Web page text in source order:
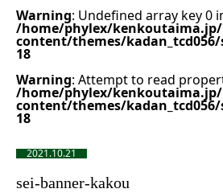
Warning: Undefined array key 0
/home/phylex/
content/themes/
18
Warning: Attempt to read
/home/phylex/
content/themes/
18
2021.10.21
sei-banner-kakou